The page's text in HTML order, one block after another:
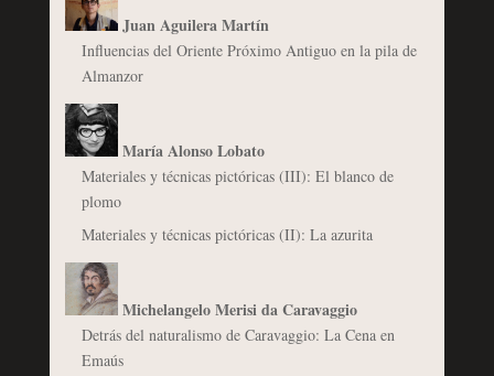
Juan Aguilera Martín
Influencias del Oriente Próximo Antiguo en la pila de
Almanzor
María Alonso Lobato
Materiales y técnicas pictóricas (III): El blanco de
plomo
Materiales y técnicas pictóricas (II): La azurita
Michelangelo Merisi da Caravaggio
Detrás del naturalismo de Caravaggio: La Cena en
Emaús